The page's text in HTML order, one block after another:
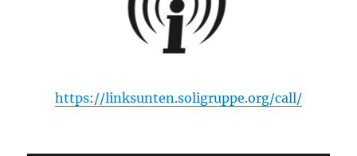
https://linksunten.soligruppe.org/call/